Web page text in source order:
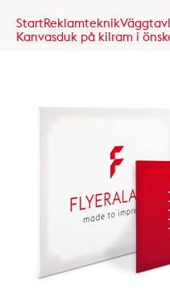
StartReklamteknik
Kanvasduk på kilram i